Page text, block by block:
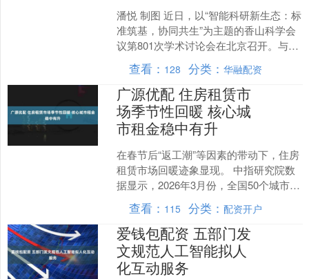
潘悦 制图 近日，以“智能科研新生态：标
准筑基，协同共生”为主题的香山科学会
议第801次学术讨论会在北京召开。与会
专家指出，人工智能（AI）正驱动科学研
究迎来范....
查看： 128 分类：华融配资
广源优配 住房租赁市
场季节性回暖 核心城
市租金稳中有升
在春节后“返工潮”等因素的带动下，住房
租赁市场回暖迹象显现。 中指研究院数
据显示，2026年3月份，全国50个城市住
宅平均租金为34.00元/平方米/月，环比
上....
查看： 115 分类：配资开户
爱钱包配资 五部门发
文规范人工智能拟人
化互动服务